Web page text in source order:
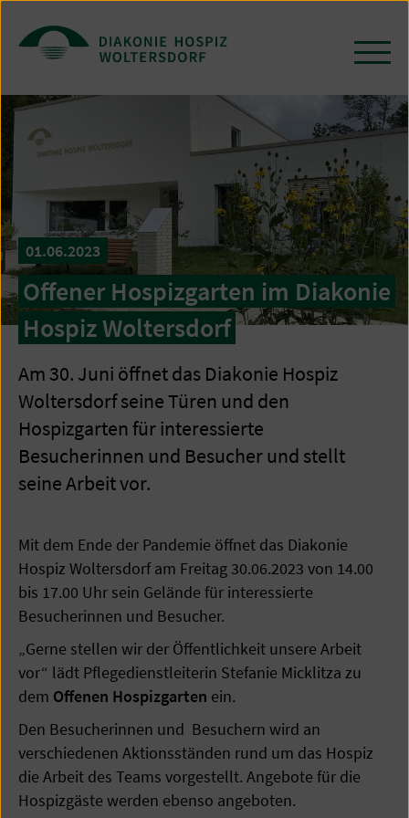
Zum
Seiteninhalt
springen
/
01.06.2023
Offener Hospizgarten im Diakonie
Hospiz Woltersdorf
Am 30. Juni öffnet das Diakonie Hospiz
Woltersdorf seine Türen und den
Hospizgarten für interessierte
Besucherinnen und Besucher und stellt
seine Arbeit vor.
Mit dem Ende der Pandemie öffnet das Diakonie
Hospiz Woltersdorf am Freitag 30.06.2023 von 14.00
bis 17.00 Uhr sein Gelände für interessierte
Besucherinnen und Besucher.
„Gerne stellen wir der Öffentlichkeit unsere Arbeit
vor“ lädt Pflegedienstleiterin Stefanie Micklitza zu
dem Offenen Hospizgarten ein.
Den Besucherinnen und Besuchern wird an
verschiedenen Aktionsständen rund um das Hospiz
die Arbeit des Teams vorgestellt. Angebote für die
Hospizgäste werden ebenso angeboten.